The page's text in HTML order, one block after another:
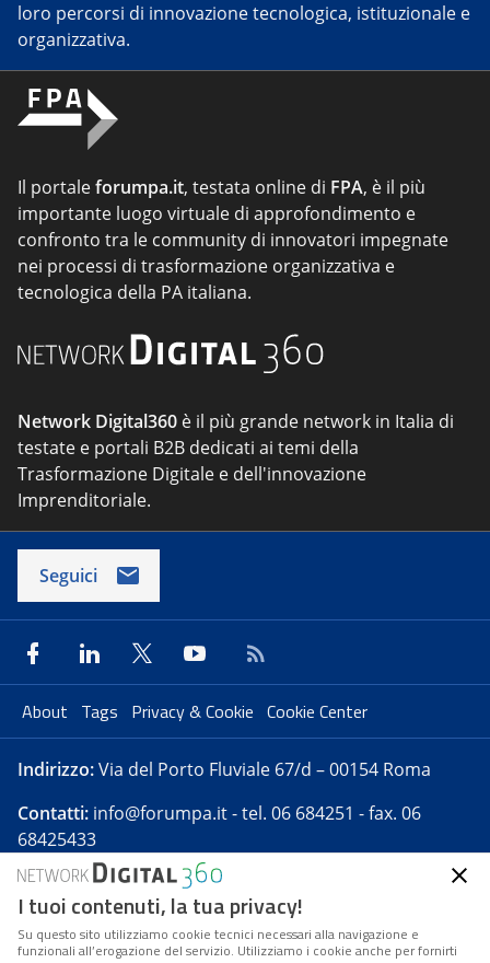
loro percorsi di innovazione tecnologica, istituzionale e
organizzativa.
Il portaleforumpa.it, testata online di FPA, è il più
importante luogo virtuale di approfondimento e
confronto tra le community di innovatori impegnate
nei processi di trasformazione organizzativa e
tecnologica della PA italiana.
Network Digital360 è il più grande network in Italia di
testate e portali B2B dedicati ai temi della
Trasformazione Digitale e dell'innovazione
Imprenditoriale.
Seguici
About Tags Privacy & Cookie Cookie Center
Indirizzo:Via del Porto Fluviale 67/d – 00154 Roma
Contatti: info@forumpa.it- tel. 06 684251 - fax. 06
68425433
Forumpa.itè una pubblicazione telematica iscritta
presso Registro della stampa del Tribunale di Roma -
Reg. n. 182 del 2 maggio 2008 - Direttore resp. Michela
I tuoi contenuti, la tua privacy!
Su questo sito utilizziamo cookie tecnici necessari alla navigazione e
funzionali all’erogazione del servizio. Utilizziamo i cookie anche per fornirti